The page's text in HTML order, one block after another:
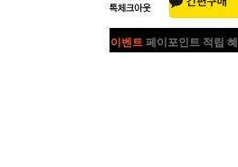
이벤트 페이포인트 적립 혜택 2배 UP!